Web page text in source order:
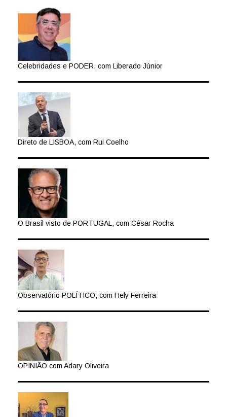
Celebridades e PODER, com Liberado Júnior
Direto de LISBOA, com Rui Coelho
O Brasil visto de PORTUGAL, com César Rocha
Observatório POLÍTICO, com Hely Ferreira
OPINIÃO com Adary Oliveira